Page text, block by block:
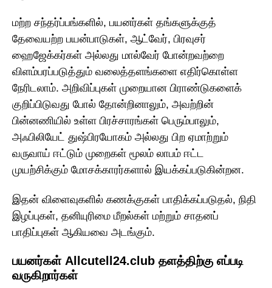
மற்ற சந்தர்ப்பங்களில், பயனர்கள் தங்களுக்குத்
தேவையற்ற பயன்பாடுகள், ஆட்வேர், பிரவுசர்
ஹைஜேக்கர்கள் அல்லது மால்வேர் போன்றவற்றை
விளம்பரப்படுத்தும் வலைத்தளங்களை எதிர்கொள்ள
நேரிடலாம். அறிவிப்புகள் முறையான பிராண்டுகளைக்
குறிப்பிடுவது போல் தோன்றினாலும், அவற்றின்
பின்னணியில் உள்ள பிரச்சாரங்கள் பெரும்பாலும்,
அஃபிலியேட் துஷ்பிரயோகம் அல்லது பிற ஏமாற்றும்
வருவாய் ஈட்டும் முறைகள் மூலம் லாபம் ஈட்ட
முயற்சிக்கும் மோசக்காரர்களால் இயக்கப்படுகின்றன.
இதன் விளைவுகளில் கணக்குகள் பாதிக்கப்படுதல், நிதி
இழப்புகள், தனியுரிமை மீறல்கள் மற்றும் சாதனப்
பாதிப்புகள் ஆகியவை அடங்கும்.
பயனர்கள் Allcutell24.club தளத்திற்கு எப்படி
வருகிறார்கள்